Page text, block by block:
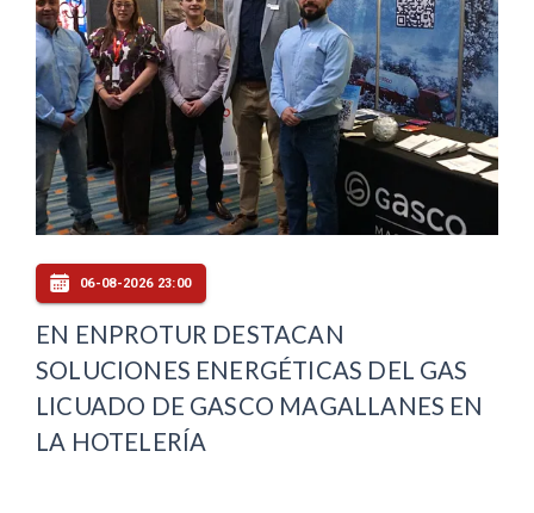
06-08-2026 23:00
EN ENPROTUR DESTACAN
SOLUCIONES ENERGÉTICAS DEL GAS
LICUADO DE GASCO MAGALLANES EN
LA HOTELERÍA